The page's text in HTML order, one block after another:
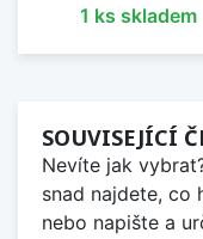
1 ks skladem
SOUVISEJÍCÍ
Nevíte jak
snad najdete, co
nebo napište a